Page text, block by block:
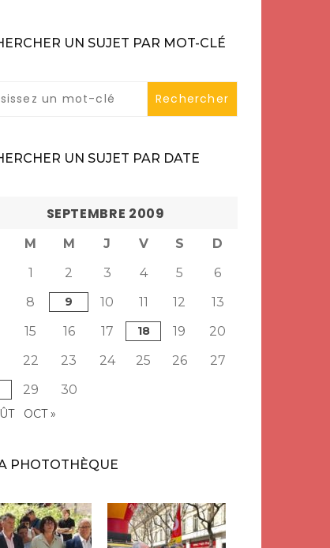
UN SUJET PAR MOT-CLÉ
UN SUJET PAR DATE
SEPTEMBRE 2009
M M J V S
D
1
2 3 4 5
6
8 9 10 11 12
13
15 16 17 18 19
20
22 23 24 25 26 27
29 30
OCT »
PHOTOTHÈQUE